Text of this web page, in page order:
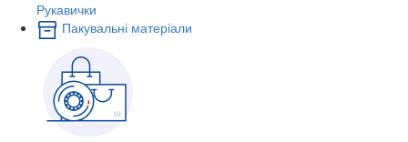
Рукавички
Пакувальні матеріали